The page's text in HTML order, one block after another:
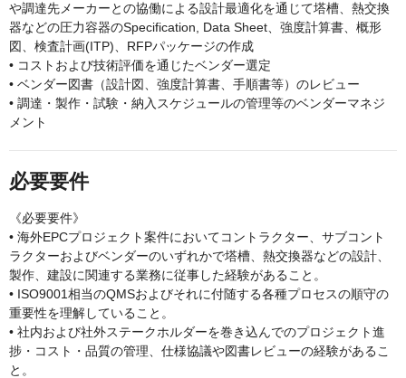
や調達先メーカーとの協働による設計最適化を通じて塔槽、熱交換
器などの圧力容器のSpecification, Data Sheet、強度計算書、概形
図、検査計画(ITP)、RFPパッケージの作成
• コストおよび技術評価を通じたベンダー選定
• ベンダー図書（設計図、強度計算書、手順書等）のレビュー
• 調達・製作・試験・納入スケジュールの管理等のベンダーマネジ
メント
必要要件
《必要要件》
• 海外EPCプロジェクト案件においてコントラクター、サブコント
ラクターおよびベンダーのいずれかで塔槽、熱交換器などの設計、
製作、建設に関連する業務に従事した経験があること。
• ISO9001相当のQMSおよびそれに付随する各種プロセスの順守の
重要性を理解していること。
• 社内および社外ステークホルダーを巻き込んでのプロジェクト進
捗・コスト・品質の管理、仕様協議や図書レビューの経験があるこ
と。